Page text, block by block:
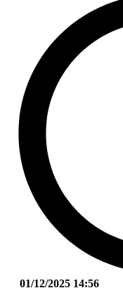
01/12/2025 14:56